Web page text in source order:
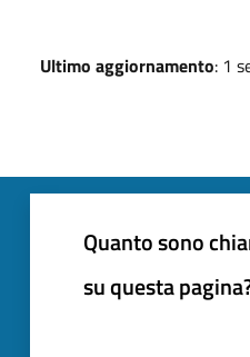
Ultimo aggiornamento: 1
Quanto sono
su questa